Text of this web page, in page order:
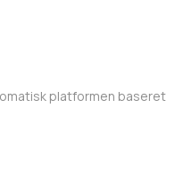
platformen baseret